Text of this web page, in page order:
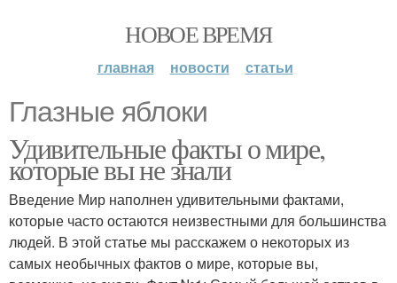
НОВОЕ ВРЕМЯ
главная новости статьи
Глазные яблоки
Удивительные факты о мире,
которые вы не знали
Введение Мир наполнен удивительными фактами,
которые часто остаются неизвестными для большинства
людей. В этой статье мы расскажем о некоторых из
самых необычных фактов о мире, которые вы,